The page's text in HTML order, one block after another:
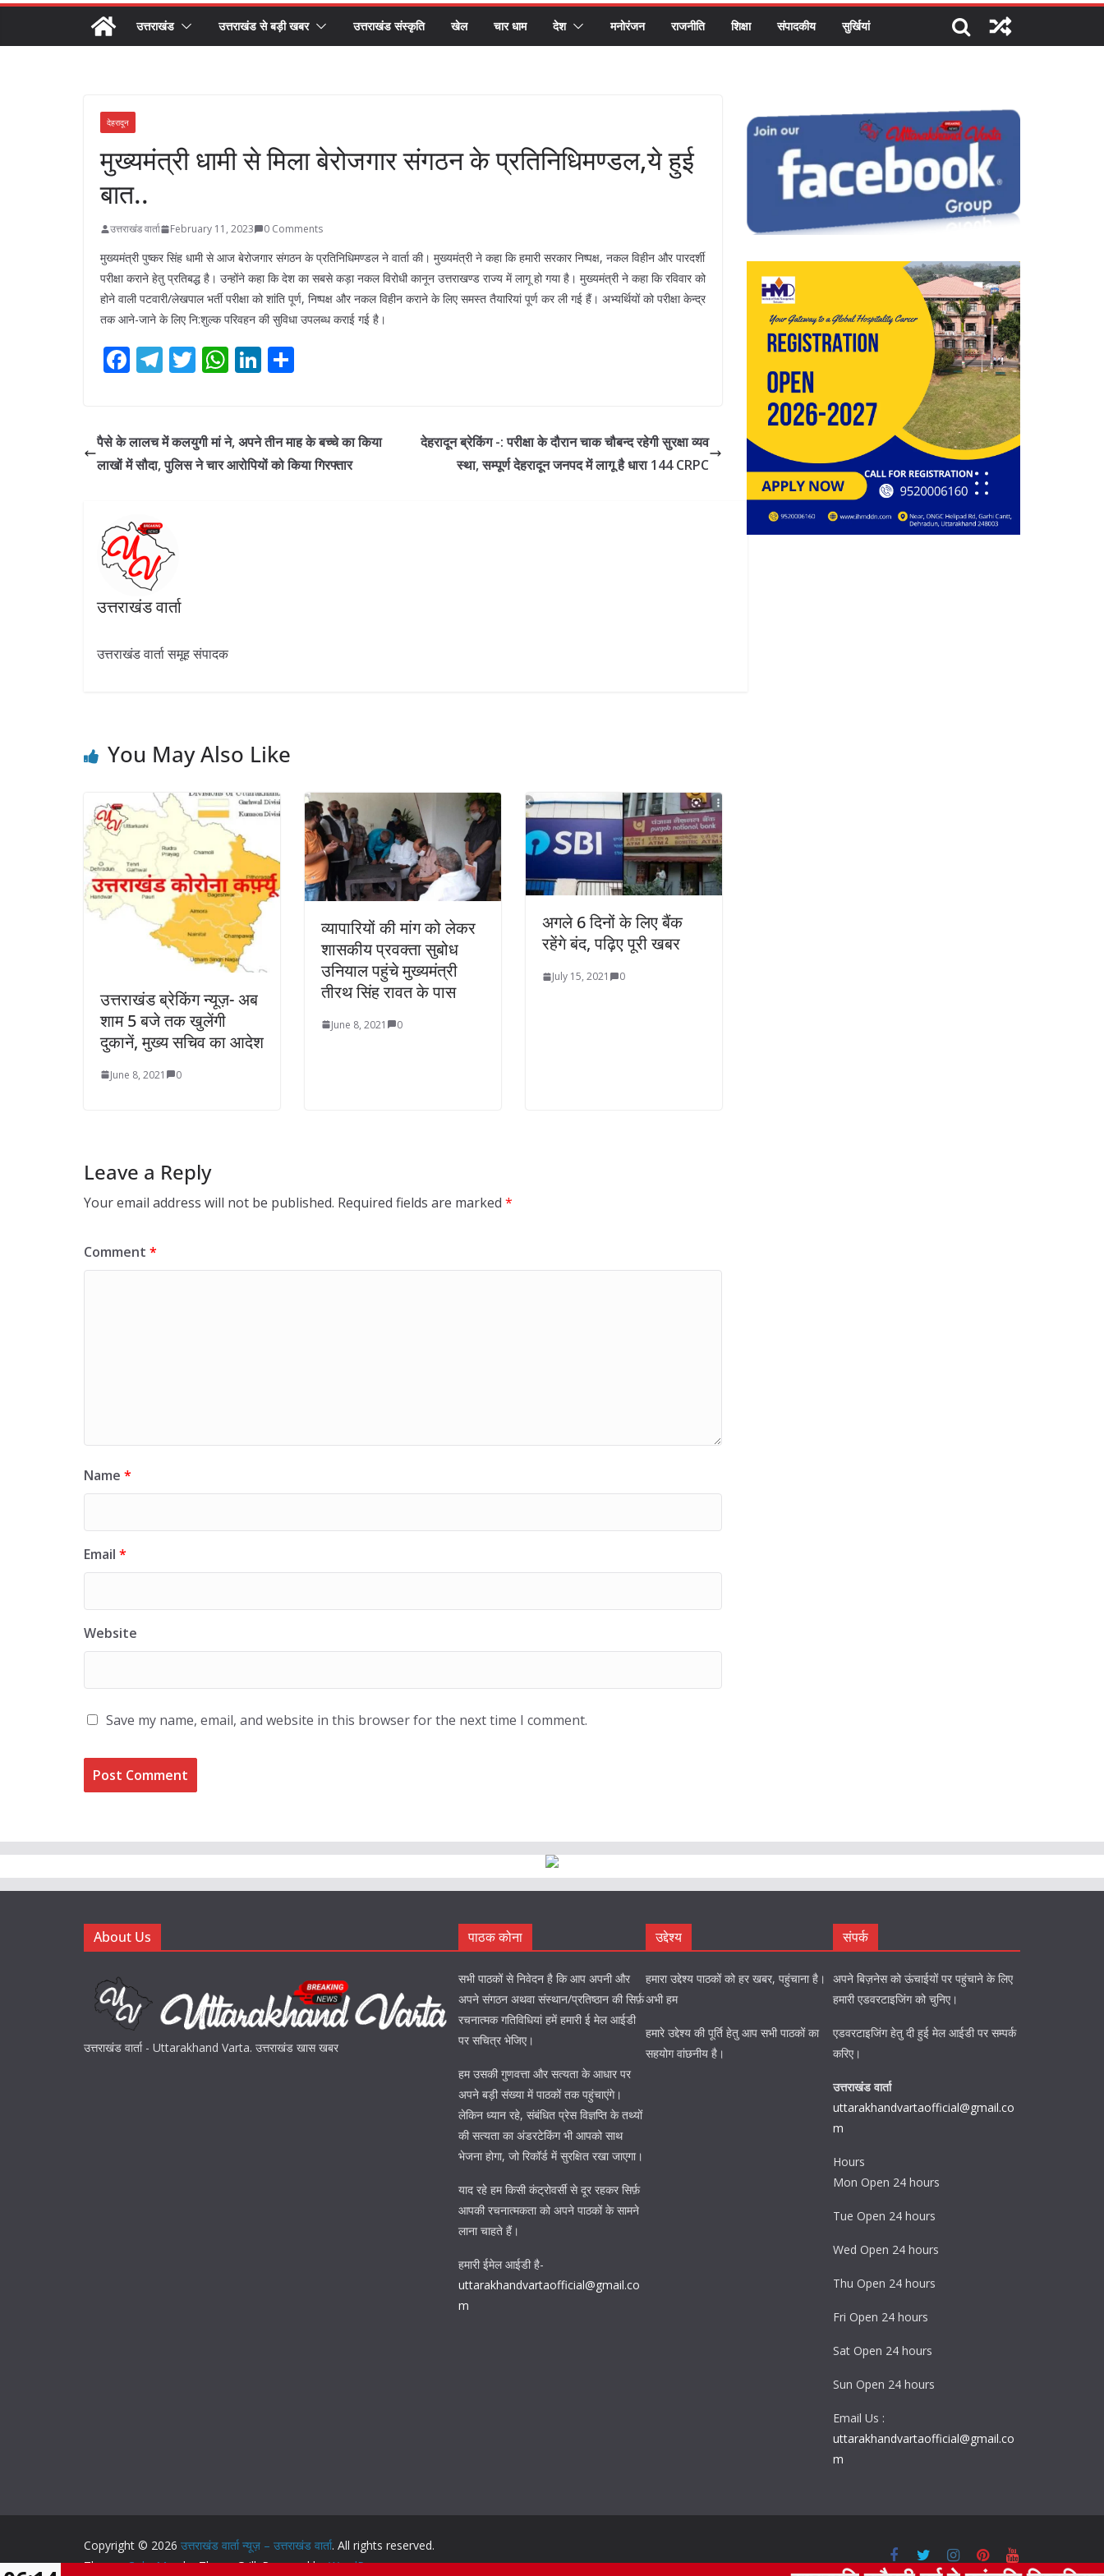
उत्तराखंड उत्तराखंड से बड़ी खबर उत्तराखंड संस्कृति खेल चार धाम देश मनोरंजन राजनीति शिक्षा संपादकीय सुर्खियां
देहरादून
मुख्यमंत्री धामी से मिला बेरोजगार संगठन के प्रतिनिधिमण्डल,ये हुई
बात..
उत्तराखंड वार्ता February 11, 2023 0 Comments
मुख्यमंत्री पुष्कर सिंह धामी से आज बेरोजगार संगठन के प्रतिनिधिमण्डल ने वार्ता की। मुख्यमंत्री ने कहा कि हमारी सरकार निष्पक्ष, नकल विहीन और पारदर्शी
परीक्षा कराने हेतु प्रतिबद्ध है। उन्होंने कहा कि देश का सबसे कड़ा नकल विरोधी कानून उत्तराखण्ड राज्य में लागू हो गया है। मुख्यमंत्री ने कहा कि रविवार को
होने वाली पटवारी/लेखपाल भर्ती परीक्षा को शांति पूर्ण, निष्पक्ष और नकल विहीन कराने के लिए समस्त तैयारियां पूर्ण कर ली गई हैं। अभ्यर्थियों को परीक्षा केन्द्र
तक आने-जाने के लिए नि:शुल्क परिवहन की सुविधा उपलब्ध कराई गई है।
F
b
o
k
T
gr
a
T
er
W
s
A
Li
e
dI
e
पैसे के लालच में कलयुगी मां ने, अपने तीन माह के बच्चे का किया
लाखों में सौदा, पुलिस ने चार आरोपियों को किया गिरफ्तार
देहरादून ब्रेकिंग -: परीक्षा के दौरान चाक चौबन्द रहेगी सुरक्षा व्यव
स्था, सम्पूर्ण देहरादून जनपद में लागू है धारा 144 CRPC
उत्तराखंड वार्ता
उत्तराखंड वार्ता समूह संपादक
You May Also Like
उत्तराखंड ब्रेकिंग न्यूज़- अब
शाम 5 बजे तक खुलेंगी
दुकानें, मुख्य सचिव का आदेश
June 8, 2021 0
व्यापारियों की मांग को लेकर
शासकीय प्रवक्ता सुबोध
उनियाल पहुंचे मुख्यमंत्री
तीरथ सिंह रावत के पास
June 8, 2021 0
अगले 6 दिनों के लिए बैंक
रहेंगे बंद, पढ़िए पूरी खबर
July 15, 2021 0
Leave a Reply
Your email address will not be published. Required fields are marked *
Comment *
Name *
Email *
Website
Save my name, email, and website in this browser for the next time I comment.
About Us
उत्तराखंड वार्ता - Uttarakhand Varta. उत्तराखंड खास खबर
पाठक कोना
सभी पाठकों से निवेदन है कि आप अपनी और
अपने संगठन अथवा संस्थान/प्रतिष्ठान की सिर्फ़
रचनात्मक गतिविधियां हमें हमारी ई मेल आईडी
पर सचित्र भेजिए।
हम उसकी गुणवत्ता और सत्यता के आधार पर
अपने बड़ी संख्या में पाठकों तक पहुंचाएंगे।
लेकिन ध्यान रहे, संबंधित प्रेस विज्ञप्ति के तथ्यों
की सत्यता का अंडरटेकिंग भी आपको साथ
भेजना होगा, जो रिकॉर्ड में सुरक्षित रखा जाएगा।
याद रहे हम किसी कंट्रोवर्सी से दूर रहकर सिर्फ़
आपकी रचनात्मकता को अपने पाठकों के सामने
लाना चाहते हैं।
हमारी ईमेल आईडी है-
uttarakhandvartaofficial@gmail.co
m
उद्देश्य
हमारा उद्देश्य पाठकों को हर खबर, पहुंचाना है।
अभी हम
हमारे उद्देश्य की पूर्ति हेतु आप सभी पाठकों का
सहयोग वांछनीय है।
संपर्क
अपने बिज़नेस को ऊंचाईयों पर पहुंचाने के लिए
हमारी एडवरटाइजिंग को चुनिए।
एडवरटाइजिंग हेतु दी हुई मेल आईडी पर सम्पर्क
करिए।
उत्तराखंड वार्ता
uttarakhandvartaofficial@gmail.co
m
Hours
Mon Open 24 hours
Tue Open 24 hours
Wed Open 24 hours
Thu Open 24 hours
Fri Open 24 hours
Sat Open 24 hours
Sun Open 24 hours
Email Us :
uttarakhandvartaofficial@gmail.co
m
Copyright © 2026 उत्तराखंड वार्ता न्यूज़ – उत्तराखंड वार्ता. All rights reserved.
Theme:ColorMagby ThemeGrill. Powered byWordPress.